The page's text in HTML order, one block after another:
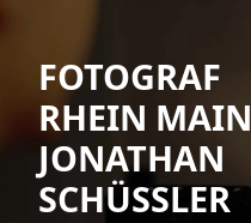
FOTOGRAF
RHEIN MAIN
JONATHAN
SCHÜSSLER